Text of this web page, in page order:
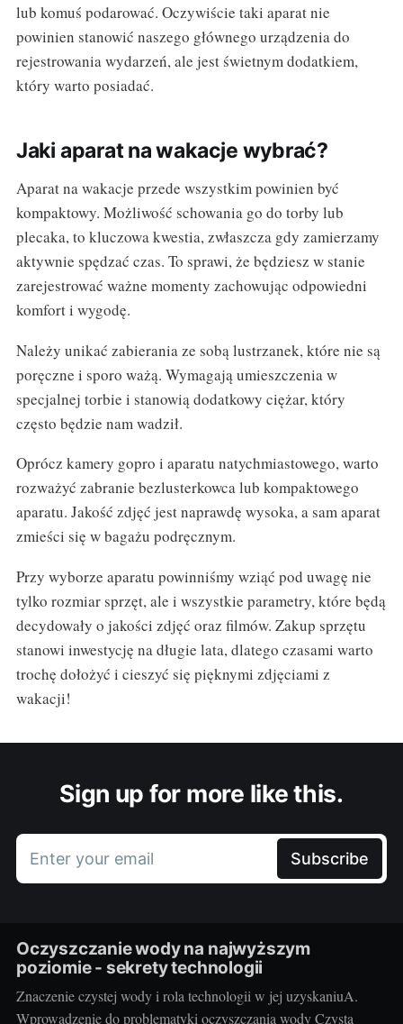
lub komuś podarować. Oczywiście taki aparat nie
powinien stanowić naszego głównego urządzenia do
rejestrowania wydarzeń, ale jest świetnym dodatkiem,
który warto posiadać.
Jaki aparat na wakacje wybrać?
Aparat na wakacje przede wszystkim powinien być
kompaktowy. Możliwość schowania go do torby lub
plecaka, to kluczowa kwestia, zwłaszcza gdy zamierzamy
aktywnie spędzać czas. To sprawi, że będziesz w stanie
zarejestrować ważne momenty zachowując odpowiedni
komfort i wygodę.
Należy unikać zabierania ze sobą lustrzanek, które nie są
poręczne i sporo ważą. Wymagają umieszczenia w
specjalnej torbie i stanowią dodatkowy ciężar, który
często będzie nam wadził.
Oprócz kamery gopro i aparatu natychmiastowego, warto
rozważyć zabranie bezlusterkowca lub kompaktowego
aparatu. Jakość zdjęć jest naprawdę wysoka, a sam aparat
zmieści się w bagażu podręcznym.
Przy wyborze aparatu powinniśmy wziąć pod uwagę nie
tylko rozmiar sprzęt, ale i wszystkie parametry, które będą
decydowały o jakości zdjęć oraz filmów. Zakup sprzętu
stanowi inwestycję na długie lata, dlatego czasami warto
trochę dołożyć i cieszyć się pięknymi zdjęciami z
wakacji!
Sign up for more like this.
Enter your email Subscribe
Oczyszczanie wody na najwyższym
poziomie - sekrety technologii
Znaczenie czystej wody i rola technologii w jej uzyskaniuA.
Wprowadzenie do problematyki oczyszczania wody Czysta